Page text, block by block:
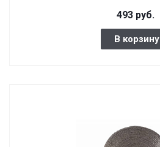
493 руб.
В корзину